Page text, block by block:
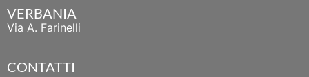
VERBANIA
Via A. Farinelli
CONTATTI